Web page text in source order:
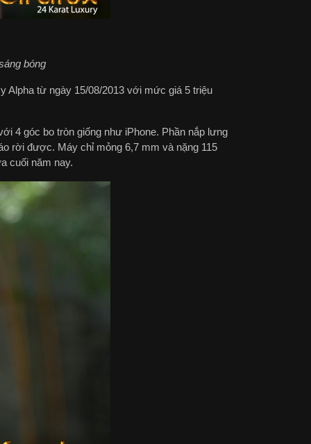
bóng
Alpha từ ngày 15/08/2013 với mức giá 5 triệu
4 góc bo tròn giống như iPhone. Phần nắp lưng
rời được. Máy chỉ mỏng 6,7 mm và nặng 115
cuối năm nay.